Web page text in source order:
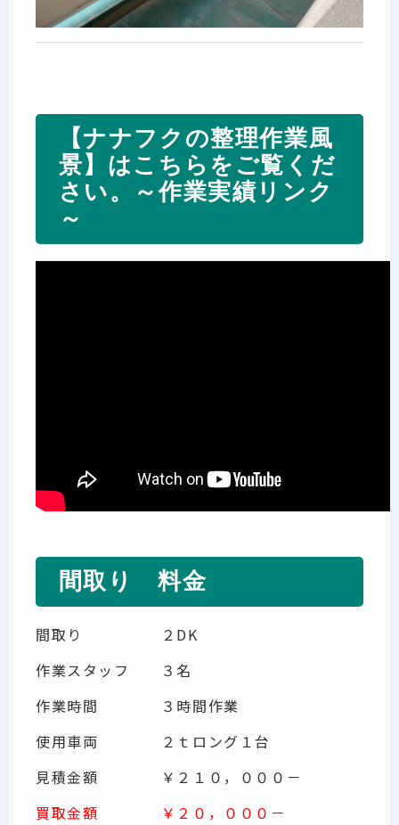
【ナナフクの整理作業風
景】はこちらをご覧くだ
さい。～作業実績リンク
～
間取り 料金
間取り ２DK
作業スタッフ ３名
作業時間 ３時間作業
使用車両 ２ｔロング１台
見積金額 ￥２１０，０００－
買取金額 ￥２０，０００－